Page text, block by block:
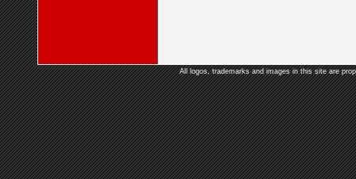
All logos, trademarks and images in this site are